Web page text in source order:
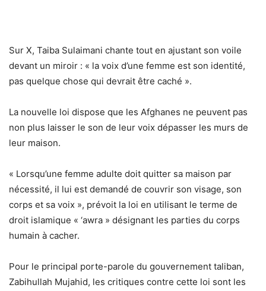
Sur X, Taiba Sulaimani chante tout en ajustant son voile
devant un miroir : « la voix d’une femme est son identité,
pas quelque chose qui devrait être caché ».
La nouvelle loi dispose que les Afghanes ne peuvent pas
non plus laisser le son de leur voix dépasser les murs de
leur maison.
« Lorsqu’une femme adulte doit quitter sa maison par
nécessité, il lui est demandé de couvrir son visage, son
corps et sa voix », prévoit la loi en utilisant le terme de
droit islamique « ‘awra » désignant les parties du corps
humain à cacher.
Pour le principal porte-parole du gouvernement taliban,
Zabihullah Mujahid, les critiques contre cette loi sont les